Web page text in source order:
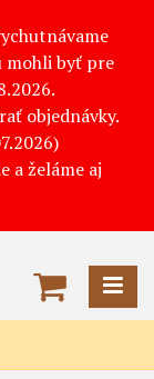
mohli byť pre
objednávky.
a želáme aj